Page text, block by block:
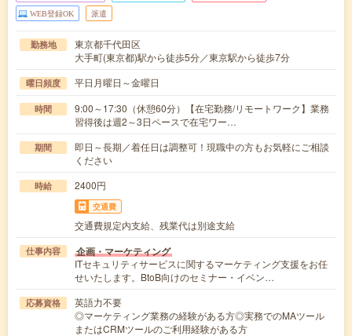
WEB登録OK 派遣
勤務地
東京都千代田区
大手町(東京都)駅から徒歩5分／東京駅から徒歩7分
曜日頻度 平日月曜日～金曜日
時間
9:00～17:30（休憩60分）【在宅勤務/リモートワーク】業務
習得後は週2～3日ペースで在宅ワー…
期間
即日～長期／着任日は調整可！現職中の方もお気軽にご相談
ください
時給 2400円
交通費
交通費規定内支給、残業代は別途支給
仕事内容 企画・マーケティング
ITセキュリティサービスに関するマーケティング支援をお任
せいたします。BtoB向けのセミナー・イベン…
応募資格
英語力不要
◎マーケティング業務の経験がある方◎実務でのMAツール
またはCRMツールのご利用経験がある方